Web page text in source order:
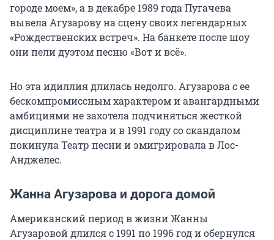
городе моем», а в декабре 1989 года Пугачева
вывела Агузарову на сцену своих легендарных
«Рождественских встреч». На банкете после шоу
они пели дуэтом песню «Вот и всё».
Но эта идиллия длилась недолго. Агузарова с ее
бескомпромиссным характером и авангардными
амбициями не захотела подчиняться жесткой
дисциплине театра и в 1991 году со скандалом
покинула Театр песни и эмигрировала в Лос-
Анджелес.
Жанна Агузарова и дорога домой
Американский период в жизни Жанны
Агузаровой длился с 1991 по 1996 год и обернулся